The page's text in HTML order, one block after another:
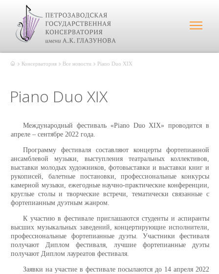
Консерватория Все новости Piano Duo XIX
Piano Duo XIX
Международный фестиваль «Piano Duo XIX» проводится в
апреле – сентябре 2022 года.
Программу фестиваля составляют концерты фортепианной
ансамблевой музыки, выступления театральных коллективов,
выставки молодых художников, фотовыставки и выставки книг и
рукописей, балетные постановки, профессиональные конкурсы
камерной музыки, ежегодные научно-практические конференции,
круглые столы и творческие встречи, тематически связанные с
фортепианным дуэтным жанром.
К участию в фестивале приглашаются студенты и аспиранты
высших музыкальных заведений, концертирующие исполнители,
профессиональные фортепианные дуэты. Участники фестиваля
получают Диплом фестиваля, лучшие фортепианные дуэты
получают Диплом лауреатов фестиваля.
Заявки на участие в фестивале посылаются до 14 апреля 2022